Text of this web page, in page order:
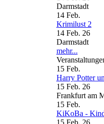
Darmstadt
14 Feb.
Krimilust 2
14 Feb. 26
Darmstadt
mehr...
15 Feb.
Harry Potter
15 Feb. 26
Frankfurt am
15 Feb.
KiKoBa -